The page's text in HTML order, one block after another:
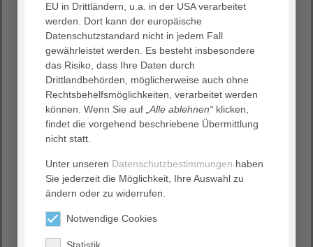
Vielen Dank!
Meinungsbogen Online
EU in Drittländern, u.a. in der USA verarbeitet
werden. Dort kann der europäische
Datenschutzstandard nicht in jedem Fall
gewährleistet werden. Es besteht insbesondere
das Risiko, dass Ihre Daten durch
Drittlandbehörden, möglicherweise auch ohne
Rechtsbehelfsmöglichkeiten, verarbeitet werden
können. Wenn Sie auf „Alle ablehnen“ klicken,
findet die vorgehend beschriebene Übermittlung
nicht statt.
Unter unseren Datenschutzbestimmungen haben
Sie jederzeit die Möglichkeit, Ihre Auswahl zu
ändern oder zu widerrufen.
Notwendige Cookies